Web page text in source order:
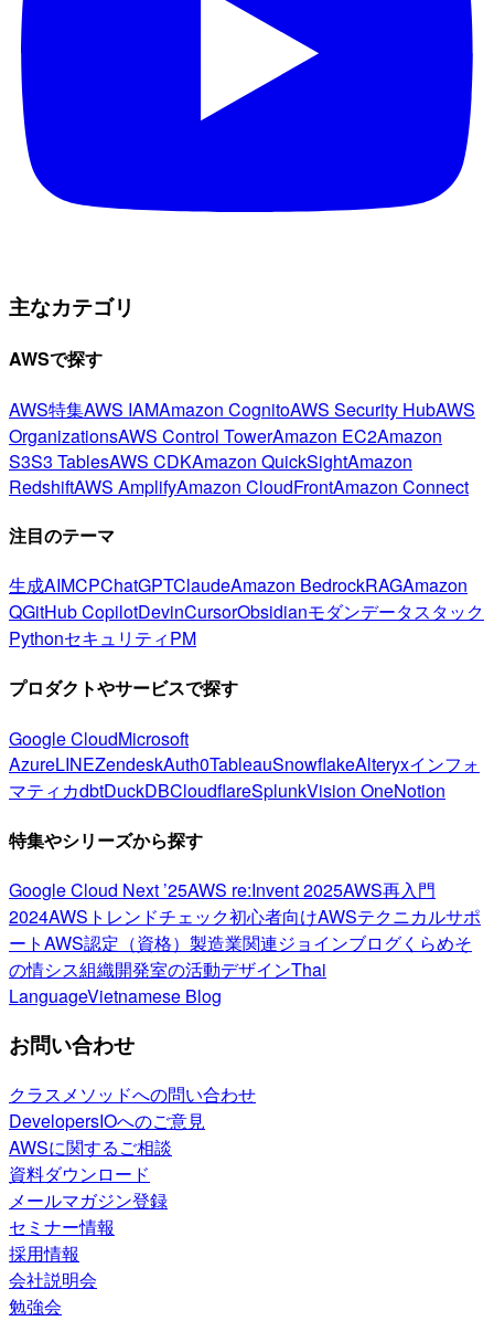
主なカテゴリ
AWSで探す
AWS特集AWS IAMAmazon CognitoAWS Security HubAWS
OrganizationsAWS Control TowerAmazon EC2Amazon
S3S3 TablesAWS CDKAmazon QuickSightAmazon
RedshiftAWS AmplifyAmazon CloudFrontAmazon Connect
注目のテーマ
生成AIMCPChatGPTClaudeAmazon BedrockRAGAmazon
QGitHub CopilotDevinCursorObsidianモダンデータスタック
PythonセキュリティPM
プロダクトやサービスで探す
Google CloudMicrosoft
AzureLINEZendeskAuth0TableauSnowflakeAlteryxインフォ
マティカdbtDuckDBCloudflareSplunkVision OneNotion
特集やシリーズから探す
Google Cloud Next ’25AWS re:Invent 2025AWS再入門
2024AWSトレンドチェック初心者向けAWSテクニカルサポ
ートAWS認定（資格） 製造業関連ジョインブログくらめそ
の情シス組織開発室の活動デザインThai
LanguageVietnamese Blog
お問い合わせ
クラスメソッドへの問い合わせ
DevelopersIOへのご意見
AWSに関するご相談
資料ダウンロード
メールマガジン登録
セミナー情報
採用情報
会社説明会
勉強会